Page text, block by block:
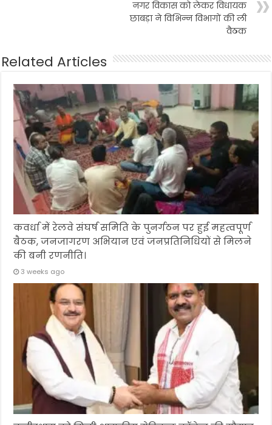
नगर विकास को लेकर विधायक
छाबड़ा ने विभिन्न विभागों की ली
वैठक
Related Articles
कवर्धा में रेलवे संघर्ष समिति के पुनर्गठन पर हुई महत्वपूर्ण
बैठक, जनजागरण अभियान एवं जनप्रतिनिधियों से मिलने
की बनी रणनीति।
3 weeks ago